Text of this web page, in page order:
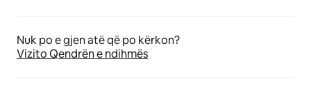
Nuk po e gjen atë që po kërkon?
Vizito Qendrën e ndihmës